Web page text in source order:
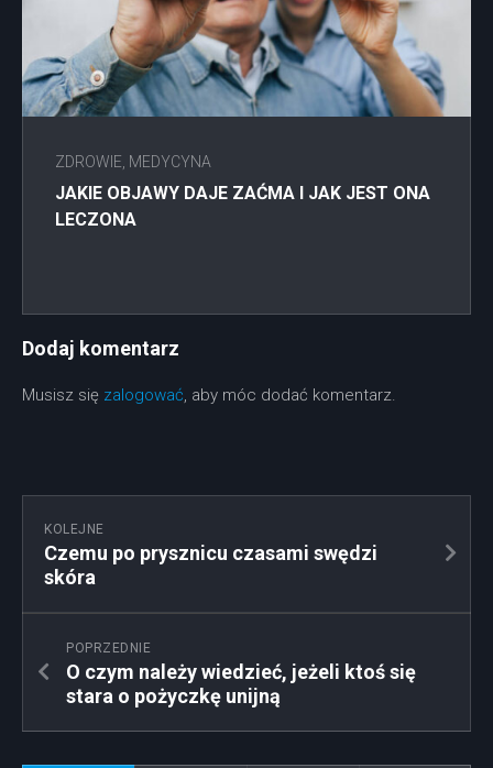
ZDROWIE, MEDYCYNA
JAKIE OBJAWY DAJE ZAĆMA I JAK JEST ONA
LECZONA
Dodaj komentarz
Musisz się zalogować, aby móc dodać komentarz.
KOLEJNE
Czemu po prysznicu czasami swędzi
skóra
POPRZEDNIE
O czym należy wiedzieć, jeżeli ktoś się
stara o pożyczkę unijną